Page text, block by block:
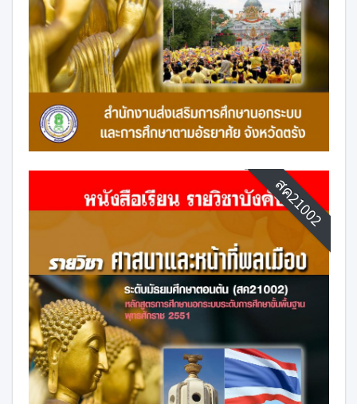
สค21002